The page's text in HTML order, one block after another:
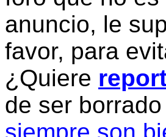
anuncio, le
favor, para
¿Quiere
de ser